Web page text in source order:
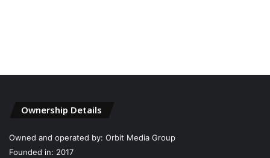
Ownership Details
Owned and operated by: Orbit Media Group
Founded in: 2017